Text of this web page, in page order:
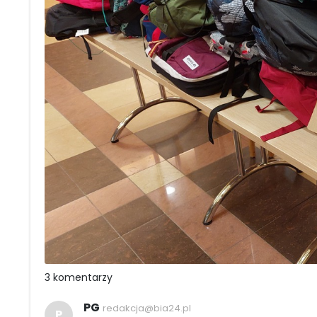
3 komentarzy
PG redakcja@bia24.pl